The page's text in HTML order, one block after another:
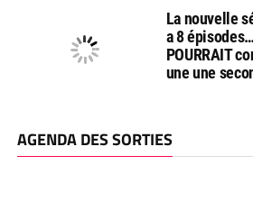
La nouvelle
a 8
POURRAIT
une une
AGENDA DES SORTIES